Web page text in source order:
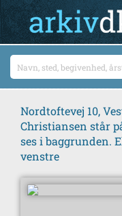
Nordtoftevej 10,
Christiansen står
ses i baggrunden.
venstre